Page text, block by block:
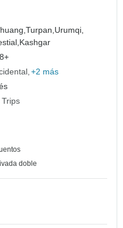
Turpan, Urumqi,
Kashgar
+2 más
Trips
doble